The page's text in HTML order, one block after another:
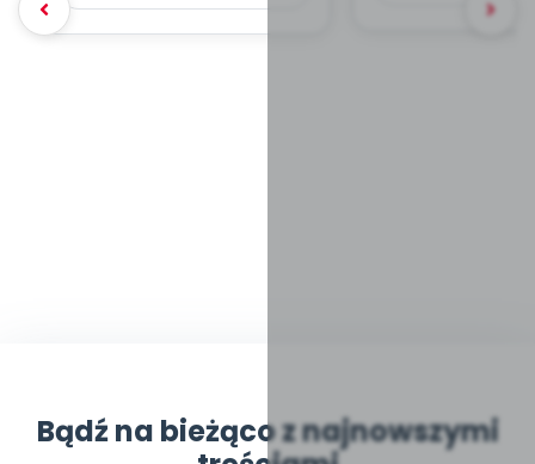
Bądź na bieżąco z najnowszymi